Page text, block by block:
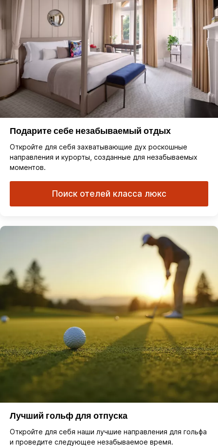
Подарите себе незабываемый отдых
Откройте для себя захватывающие дух роскошные
направления и курорты, созданные для незабываемых
моментов.
Поиск отелей класса люкс
Лучший гольф для отпуска
Откройте для себя наши лучшие направления для гольфа
и проведите следующее незабываемое время.